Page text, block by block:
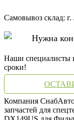
Самовывоз склад:
Нужна
Наши специалисты
сроки!
Компания
запчастей для